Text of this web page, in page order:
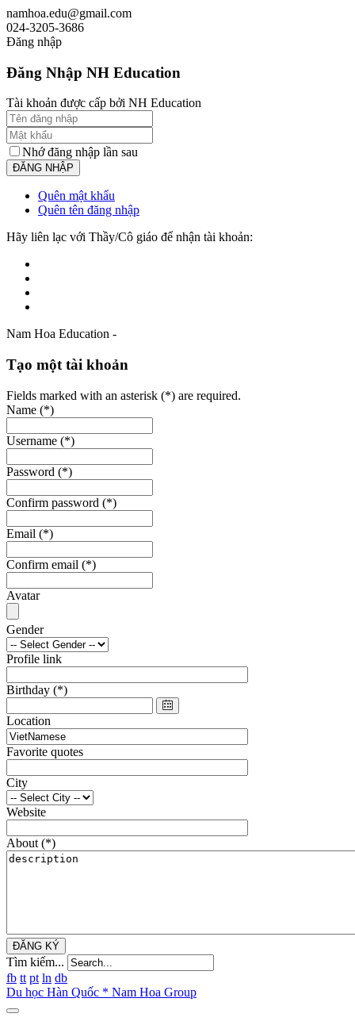
namhoa.edu@gmail.com
024-3205-3686
Đăng nhập
Đăng Nhập NH Education
Tài khoản được cấp bởi NH Education
Nhớ đăng nhập lần sau
Quên mật khẩu
Quên tên đăng nhập
Hãy liên lạc với Thầy/Cô giáo để nhận tài khoản:
Nam Hoa Education -
Tạo một tài khoản
Fields marked with an asterisk (*) are required.
Name (*)
Username (*)
Password (*)
Confirm password (*)
Email (*)
Confirm email (*)
Avatar
Gender
Profile link
Birthday (*)
Location
Favorite quotes
City
Website
About (*)
ĐĂNG KÝ
Tìm kiếm...
fb tt pt ln db
Du học Hàn Quốc * Nam Hoa Group